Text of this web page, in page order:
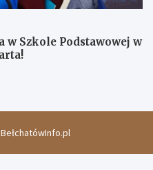
w Szkole Podstawowej w
BełchatówInfo.pl